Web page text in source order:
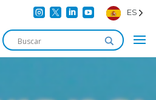
    ES